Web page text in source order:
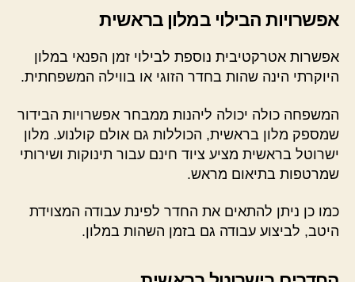
אפשרויות הבילוי במלון בראשית
אפשרות אטרקטיבית נוספת לבילוי זמן הפנאי במלון
היוקרתי הינה שהות בחדר הזוגי או בווילה המשפחתית.
המשפחה כולה יכולה ליהנות ממבחר אפשרויות הבידור
שמספק מלון בראשית, הכוללות גם אולם קולנוע. מלון
ישרוטל בראשית מציע ציוד חינם עבור תינוקות ושירותי
שמרטפות בתיאום מראש.
כמו כן ניתן להתאים את החדר לפינת עבודה המצוידת
היטב, לביצוע עבודה גם בזמן השהות במלון.